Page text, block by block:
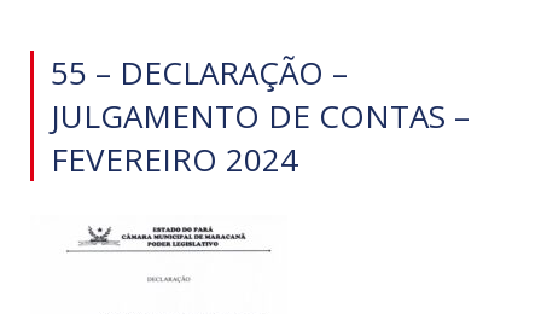
55 – DECLARAÇÃO –
JULGAMENTO DE CONTAS –
FEVEREIRO 2024